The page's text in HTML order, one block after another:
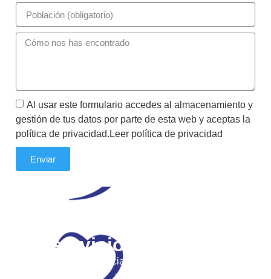
Al usar este formulario accedes al almacenamiento y
gestión de tus datos por parte de esta web y aceptas la
política de privacidad.Leer política de privacidad
Enviar
servicios médicos
Condiciones especiales para socios, sin cuotas
ni pólizas